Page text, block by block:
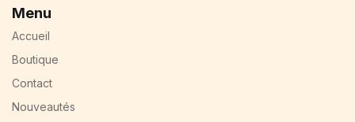
Menu
Accueil
Boutique
Contact
Nouveautés